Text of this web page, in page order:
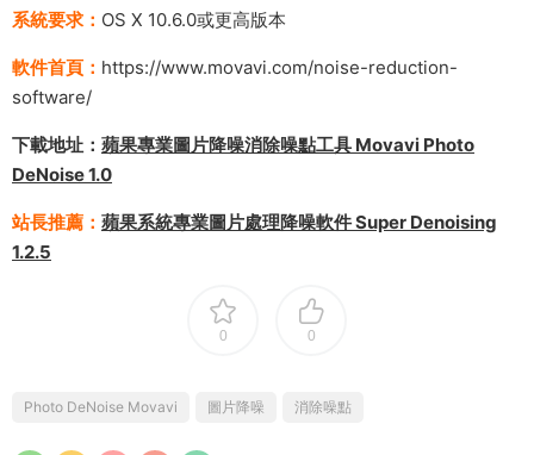
系統要求： OS X 10.6.0或更高版本
軟件首頁： https://www.movavi.com/noise-reduction-
software/
下載地址： 蘋果專業圖片降噪消除噪點工具 Movavi Photo
DeNoise 1.0
站長推薦： 蘋果系統專業圖片處理降噪軟件 Super Denoising
1.2.5
0 0
Photo DeNoise Movavi 圖片降噪 消除噪點